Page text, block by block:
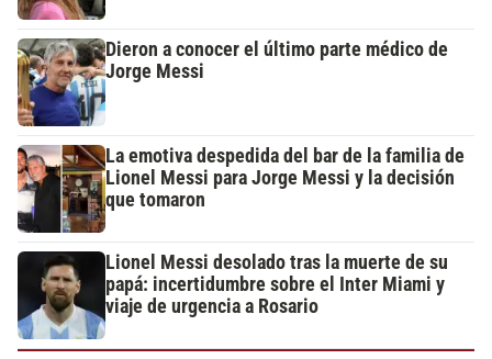
Dieron a conocer el último parte médico de
Jorge Messi
La emotiva despedida del bar de la familia de
Lionel Messi para Jorge Messi y la decisión
que tomaron
Lionel Messi desolado tras la muerte de su
papá: incertidumbre sobre el Inter Miami y
viaje de urgencia a Rosario